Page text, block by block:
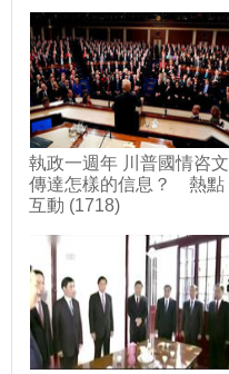
執政一週年 川普國情咨文
傳達怎樣的信息？ 熱點
互動 (1718)